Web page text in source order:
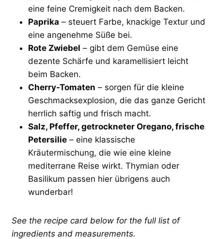
eine feine Cremigkeit nach dem Backen.
Paprika – steuert Farbe, knackige Textur und
eine angenehme Süße bei.
Rote Zwiebel – gibt dem Gemüse eine
dezente Schärfe und karamellisiert leicht
beim Backen.
Cherry-Tomaten – sorgen für die kleine
Geschmacksexplosion, die das ganze Gericht
herrlich saftig und frisch macht.
Salz, Pfeffer, getrockneter Oregano, frische
Petersilie – eine klassische
Kräutermischung, die wie eine kleine
mediterrane Reise wirkt. Thymian oder
Basilikum passen hier übrigens auch
wunderbar!
See the recipe card below for the full list of
ingredients and measurements.